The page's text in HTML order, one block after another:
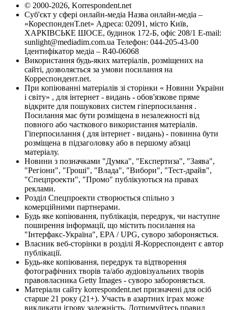
© 2000-2026, Korrespondent.net
Суб'єкт у сфері онлайн-медіа Назва онлайн-медіа –
«КореспонденТ.net» Адреса: 02091, місто Київ,
ХАРКІВСЬКЕ ШОСЕ, будинок 172-Б, офіс 208/1 E-mail:
sunlight@mediadim.com.ua Телефон: 044-205-43-00
Ідентифікатор медіа – R40-06068
Використання будь-яких матеріалів, розміщених на
сайті, дозволяється за умови посилання на
Корреспондент.net.
При копіюванні матеріалів зі сторінки « Новини України
і світу» , для інтернет - видань - обов'язкове пряме
відкрите для пошукових систем гіперпосилання .
Посилання має бути розміщена в незалежності від
повного або часткового використання матеріалів.
Гіперпосилання ( для інтернет - видань) - повинна бути
розміщена в підзаголовку або в першому абзаці
матеріалу.
Новини з позначками "Думка", "Експертиза", "Заява",
"Регіони", "Гроші", "Влада", "Вибори", "Тест-драйв",
"Спецпроекти", "Промо" публікуються на правах
реклами.
Розділ Спецпроекти створюється спільно з
комерційними партнерами.
Будь яке копіювання, публікація, передрук, чи наступне
поширення інформації, що містить посилання на
"Інтерфакс-Україна", EPA / UPG, суворо забороняється.
Власник веб-сторінки в розділі Я-Корреспондент є автор
публікації.
Будь-яке копіювання, передрук та відтворення
фотографічних творів та/або аудіовізуальних творів
правовласника Getty Images - суворо забороняється.
Матеріали сайту korrespondent.net призначені для осіб
старше 21 року (21+). Участь в азартних іграх може
викликати ігрову залежність. Дотримуйтесь правил